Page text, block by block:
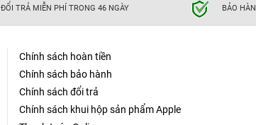
ĐỔI TRẢ MIỄN PHÍ TRONG 46 NGÀY BẢO
Chính sách hoàn tiền
Chính sách bảo hành
Chính sách đổi trả
Chính sách khui hộp sản phẩm Apple